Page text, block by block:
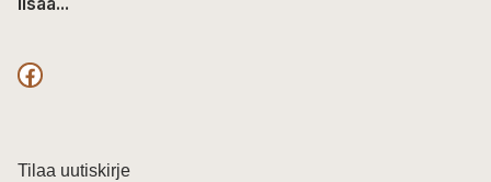
F
c
Tilaa uutiskirje